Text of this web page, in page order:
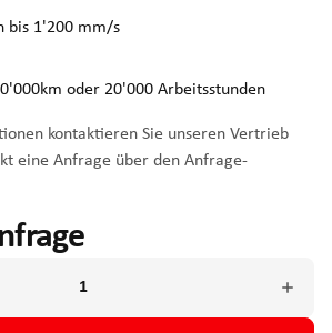
bis 1'200 mm/s
oder 20'000 Arbeitsstunden
kontaktieren Sie unseren Vertrieb
eine Anfrage über den Anfrage-